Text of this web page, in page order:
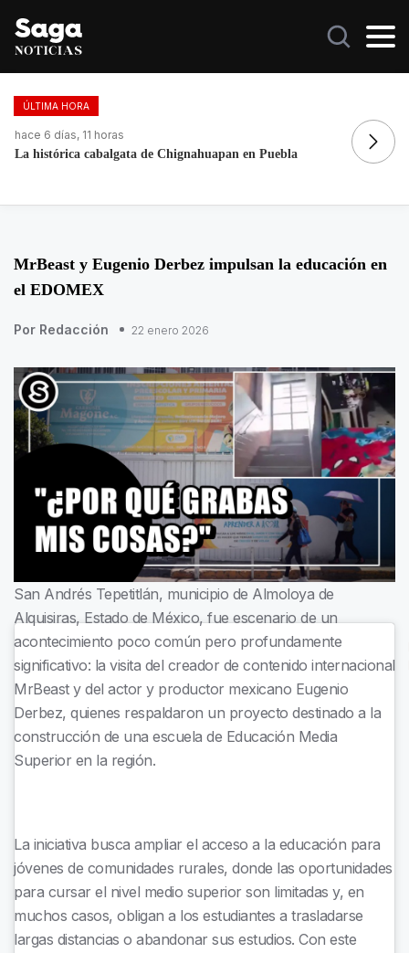
ÚLTIMA HORA
hace 2 días, 11 horas
Galilea Montijo celebra estar entre Los 50 más bellos
MrBeast y Eugenio Derbez impulsan la educación en
el EDOMEX
Por Redacción 22 enero 2026
San Andrés Tepetitlán, municipio de Almoloya de
Alquisiras, Estado de México, fue escenario de un
acontecimiento poco común pero profundamente
significativo: la visita del creador de contenido internacional
MrBeast y del actor y productor mexicano Eugenio
Derbez, quienes respaldaron un proyecto destinado a la
construcción de una escuela de Educación Media
Superior en la región.
La iniciativa busca ampliar el acceso a la educación para
jóvenes de comunidades rurales, donde las oportunidades
para cursar el nivel medio superior son limitadas y, en
muchos casos, obligan a los estudiantes a trasladarse
largas distancias o abandonar sus estudios. Con este